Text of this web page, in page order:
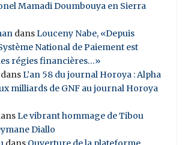
Mamadi Doumbouya en Sierra
dansLouceny Nabe, «Depuis
National de Paiement est
régies financières…»
dansL’an 58 du journal Horoya : Alpha
milliards de GNF au journal Horoya
Le vibrant hommage de Tibou
Diallo